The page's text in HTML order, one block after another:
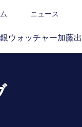
ニュース
ウォッチャー加藤出